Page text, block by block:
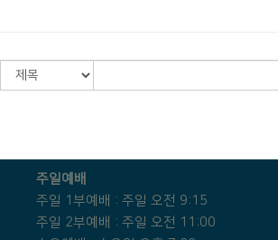
주일예배
주일 1부예배 : 주일 오전 9:15
주일 2부예배 : 주일 오전 11:00